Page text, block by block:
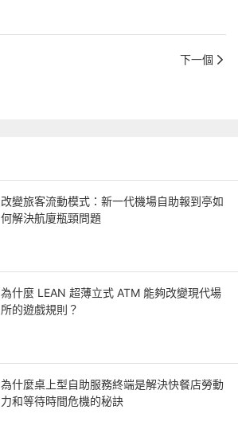
下一個
改變旅客流動模式：新一代機場自助報到亭如
何解決航廈瓶頸問題
為什麼 LEAN 超薄立式 ATM 能夠改變現代場
所的遊戲規則？
為什麼桌上型自助服務終端是解決快餐店勞動
力和等待時間危機的秘訣